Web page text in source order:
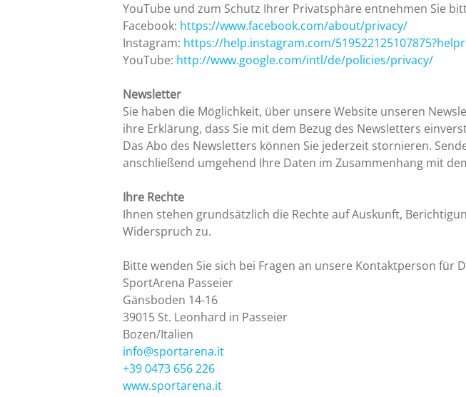
YouTube und zum Schutz Ihrer Privatsphäre entnehmen Sie
Facebook: https://www.facebook.com/about/privacy/
Instagram: https://help.instagram.com/
YouTube: http://www.google.com/intl/de/policies/privacy/
Newsletter
Sie haben die Möglichkeit, über unsere Website unseren
ihre Erklärung, dass Sie mit dem Bezug des Newsletters
Das Abo des Newsletters können Sie jederzeit stornieren.
anschließend umgehend Ihre Daten im Zusammenhang mit
Ihre Rechte
Ihnen stehen grundsätzlich die Rechte auf Auskunft,
Widerspruch zu.
Bitte wenden Sie sich bei Fragen an unsere Kontaktperson für
SportArena Passeier
Gänsboden 14-16
39015 St. Leonhard in Passeier
Bozen/Italien
info@sportarena.it
+39 0473 656 226
www.sportarena.it